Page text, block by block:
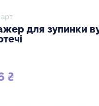
для зупинки
₴